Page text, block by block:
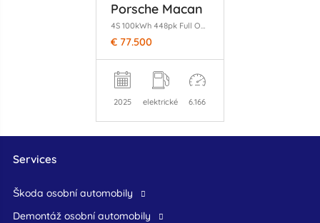
Porsche Macan
4S 100kWh 448pk Full Option
€ 77.500
2025 elektrické 6.166
Services
škoda osobní automobily
demontáž osobní automobily